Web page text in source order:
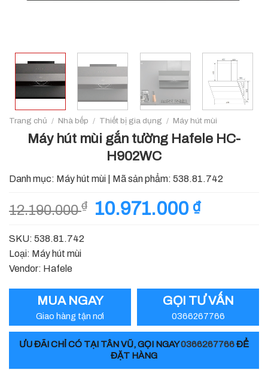
Trang chủ / Nhà bếp / Thiết bị gia dụng / Máy hút mùi
Máy hút mùi gắn tường Hafele HC-
H902WC
Danh mục: Máy hút mùi Mã sản phẩm: 538.81.742
12.190.000₫
Giá
10.971.000 ₫Giá
SKU: 538.81.742
Loại: Máy hút mùi
Vendor: Hafele
MUA NGAY
Giao hàng tận nơi
GỌI TƯ VẤN
0366267766
ƯU ĐÃI CHỈ CÓ TẠI TÂN VŨ, GỌI NGAY0366267766ĐỂ
ĐẶT HÀNG